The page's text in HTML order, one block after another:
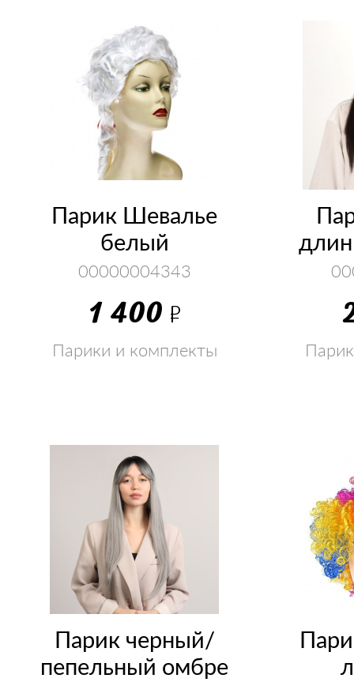
Парик Шевалье
белый
00000004343
1 400 Р
Парики и комплекты
Парик черный/
пепельный омбре